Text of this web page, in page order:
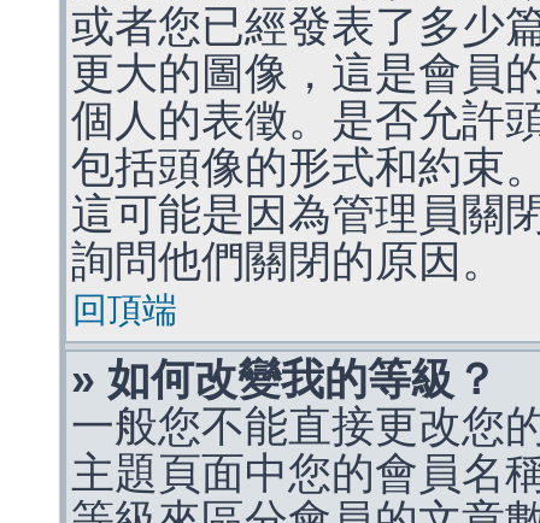
或者您已經發表了多少
更大的圖像，這是會員
個人的表徵。是否允許
包括頭像的形式和約束
這可能是因為管理員關
詢問他們關閉的原因。
回頂端
» 如何改變我的等級？
一般您不能直接更改您
主題頁面中您的會員名